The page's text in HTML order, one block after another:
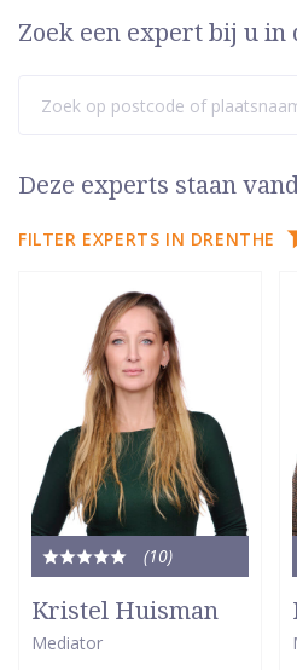
Zoek een expert bij u in
Deze experts staan
FILTER EXPERTS IN DRENTHE
(10)
Totale
waardering:
5
van
Kristel Huisman
Mediator